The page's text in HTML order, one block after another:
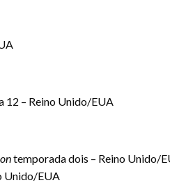
12 – Reino Unido/EUA
temporada dois – Reino Unido/
Unido/EUA